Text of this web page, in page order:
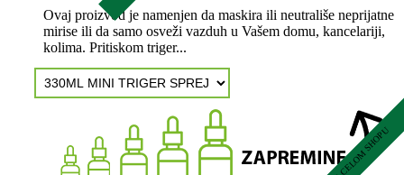
Ovaj proizvod je namenjen da maskira ili neutrališe neprijatne
mirise ili da samo osveži vazduh u Vašem domu, kancelariji,
kolima. Pritiskom triger...